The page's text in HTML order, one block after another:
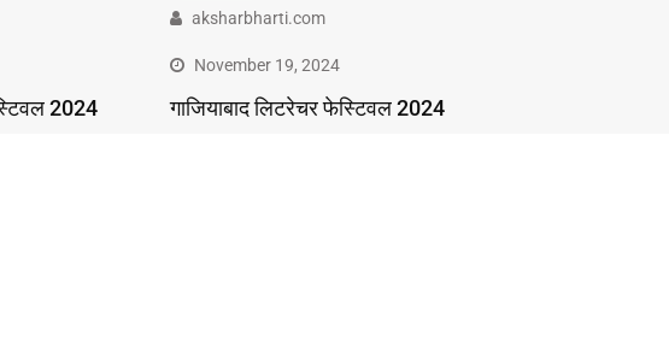
2024
aksharbharti.com
November 19, 2024
गाजियाबाद लिटरेचर फेस्टिवल 2024